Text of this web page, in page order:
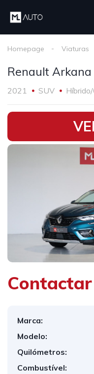
Homepage Viaturas
Renault Arkana
2021 SUV
•
Contactar
Marca:
Modelo:
Quilómetros:
Combustível: